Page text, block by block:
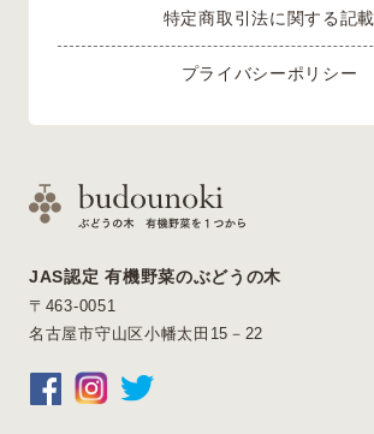
JAS認定 有機野菜のぶどうの木
〒463-0051
名古屋市守山区小幡太田15－22
特定商取引法に関する記載
プライバシーポリシー